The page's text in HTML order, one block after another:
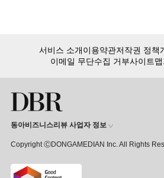
15,000여 건의 DBR 콘텐츠를
서비스 소개이용약관저작권 정책
이메일 무단수집 거부사이트맵
동아비즈니스리뷰 사업자 정보
Copyright ⒸDONGAMEDIAN Inc. All Rights